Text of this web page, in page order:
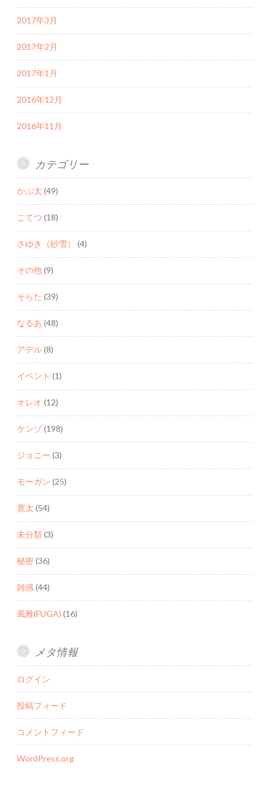
2017年3月
2017年2月
2017年1月
2016年12月
2016年11月
カテゴリー
かぶ太 (49)
こてつ (18)
さゆき（紗雪） (4)
その他(9)
そらた (39)
なるあ (48)
アデル(8)
イベント (1)
オレオ (12)
ケンゾ(198)
ジョニー (3)
モーガン (25)
寛太 (54)
未分類(3)
秘密(36)
雑感(44)
風雅(FUGA) (16)
メタ情報
ログイン
投稿フィード
コメントフィード
WordPress.org